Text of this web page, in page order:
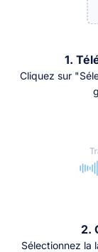
1.
Cliquez sur
2.
Sélectionnez la